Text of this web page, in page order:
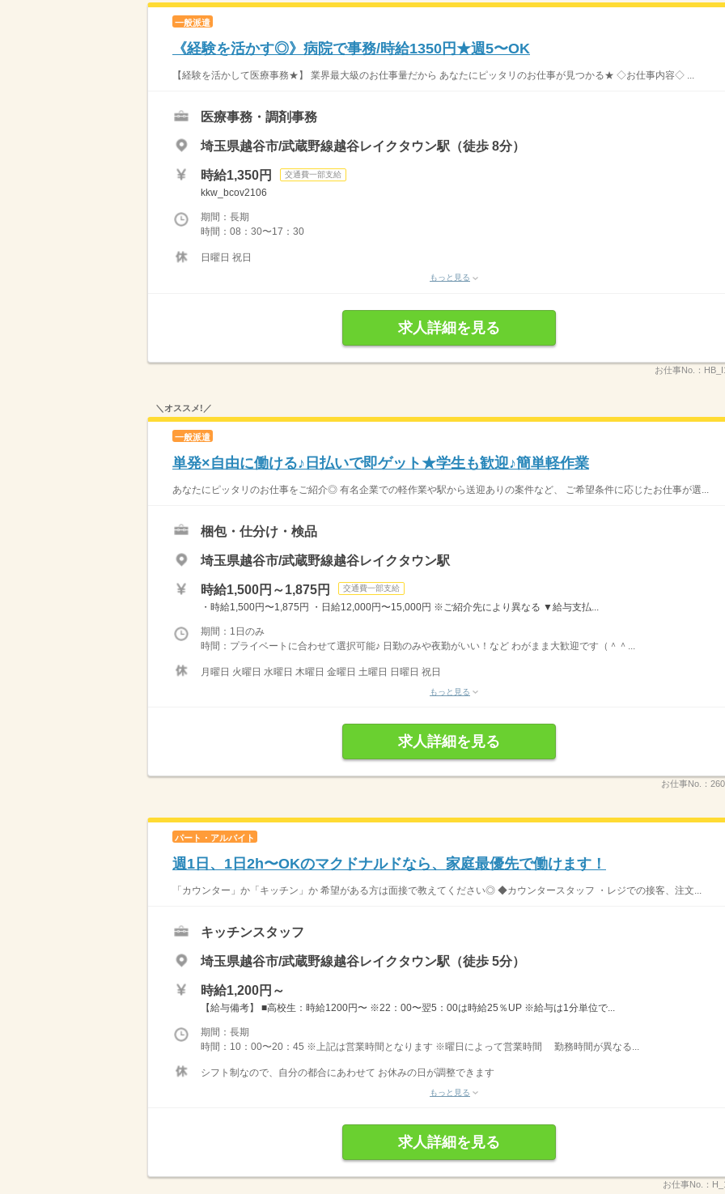
一般派遣
《経験を活かす◎》病院で事務/時給1350円★週5〜OK
【経験を活かして医療事務★】 業界最大級のお仕事量だから あなたにピッタリのお仕事が見つかる★ ◇お仕事内容◇ ...
医療事務・調剤事務
埼玉県越谷市/武蔵野線越谷レイクタウン駅（徒歩 8分）
時給1,350円 交通費一部支給
kkw_bcov2106
期間：長期
時間：08：30〜17：30
日曜日 祝日
もっと見る
求人詳細を見る
お仕事No.：
＼オススメ!／
一般派遣
単発×自由に働ける♪日払いで即ゲット★学生も歓迎♪簡単軽作業
あなたにピッタリのお仕事をご紹介◎ 有名企業での軽作業や駅から送迎ありの案件など、 ご希望条件に応じたお仕事が選...
梱包・仕分け・検品
埼玉県越谷市/武蔵野線越谷レイクタウン駅
時給1,500円～1,875円 交通費一部支給
・時給1,500円〜1,875円 ・日給12,000円〜15,000円 ※ご紹介先により異なる ▼給与支払...
期間：1日のみ
時間：プライベートに合わせて選択可能♪ 日勤のみや夜勤がいい！など わがまま大歓迎です（＾＾...
月曜日 火曜日 水曜日 木曜日 金曜日 土曜日 日曜日 祝日
もっと見る
求人詳細を見る
お仕事No.：
パート・アルバイト
週1日、1日2h〜OKのマクドナルドなら、家庭最優先で働けます！
「カウンター」か「キッチン」か 希望がある方は面接で教えてください◎ ◆カウンタースタッフ ・レジでの接客、注文...
キッチンスタッフ
埼玉県越谷市/武蔵野線越谷レイクタウン駅（徒歩 5分）
時給1,200円～
【給与備考】 ■高校生：時給1200円〜 ※22：00〜翌5：00は時給25％UP ※給与は1分単位で...
期間：長期
時間：10：00〜20：45 ※上記は営業時間となります ※曜日によって営業時間 勤務時間が異なる...
シフト制なので、自分の都合にあわせて お休みの日が調整できます
もっと見る
求人詳細を見る
お仕事No.：